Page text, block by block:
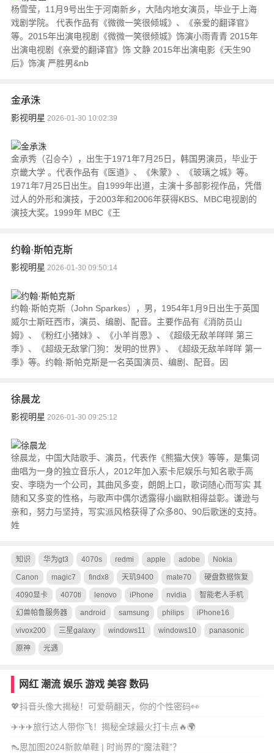
杨雪莹，11月9号出生于河南新乡，大陆内地女演员，毕业于上海
戏剧学院。 代表作品有《微微一笑很倾城》、《亲爱的翻译官》
等。2015年出演电视剧《微微一笑很倾城》饰演小雨青青 2015年
出演电视剧《亲爱的翻译官》饰 文静 2015年出演电影《天生90
后》饰演 严胜男&nb
金承洙
影视明星 2026-01-30 10:02:39
金承秀（김승수），出生于1971年7月25日，韩国男演员，毕业于
京畿大学 。代表作品有《医道》、《朱蒙》、《玻璃之城》等。
1971年7月25日出生。自1999年出道，主演十多部影视作品，凭借
过人的外形和演技，于2003年和2006年获得KBS、MBC电视剧的
演技大奖。1999年 MBC《王
约翰·斯帕克斯
影视明星 2026-01-30 09:50:14
约翰·斯帕克斯（John Sparkes），男，1954年1月9日出生于英国
威尔士斯旺西市，演员、编剧、配音。主要作品有《消防员山
姆》、《粉红小猪妹》、《小羊肖恩》、《超级无敌羊咩咩 第三
季》、《超级无敌掌门狗：发明的世界》、《超级无敌羊咩咩 第一
季》等。约翰·斯帕克斯是一名英国演员、编剧、配音。因
徐晨龙
影视明星 2026-01-30 09:25:12
徐晨龙，中国大陆歌手、演员，代表作《熊猫大侠》等等，是集词
曲唱为一身的独立音乐人，2012年加入索卡尼娱乐与知名歌手高
安、李晓为一个公司，其曲风多变，朗朗上口，歌词随心而写实 其
随和又多变的性格，与歌声中偶尔透露得小幽默相得益彰。谦逊与
亲和，努力与坚持，写实派风格获得了众多80、90后歌迷的支持。
姓
知识 华为gt3 4070s redmi apple adobe Nokia
Canon magic7 findx8 天玑9400 mate70 硬盘数据恢复
4090显卡 4070ti lenovo iPhone nvidia 智能老人手机
幻兽帕鲁服务器 android samsung philips iPhone16
vivox200 三星galaxy windows11 windows10 panasonic
原神 光遇
网红 潮流 娱乐 游戏 美容 数码
💖抖音头像大揭秘！可爱萌翻天，你的个性密码👀
✈️✈️✈️旅行达人带你飞！揭秘全球最火打卡点🔥🌍
👠思加图2024新款单鞋 | 时尚界的“魔法鞋”？